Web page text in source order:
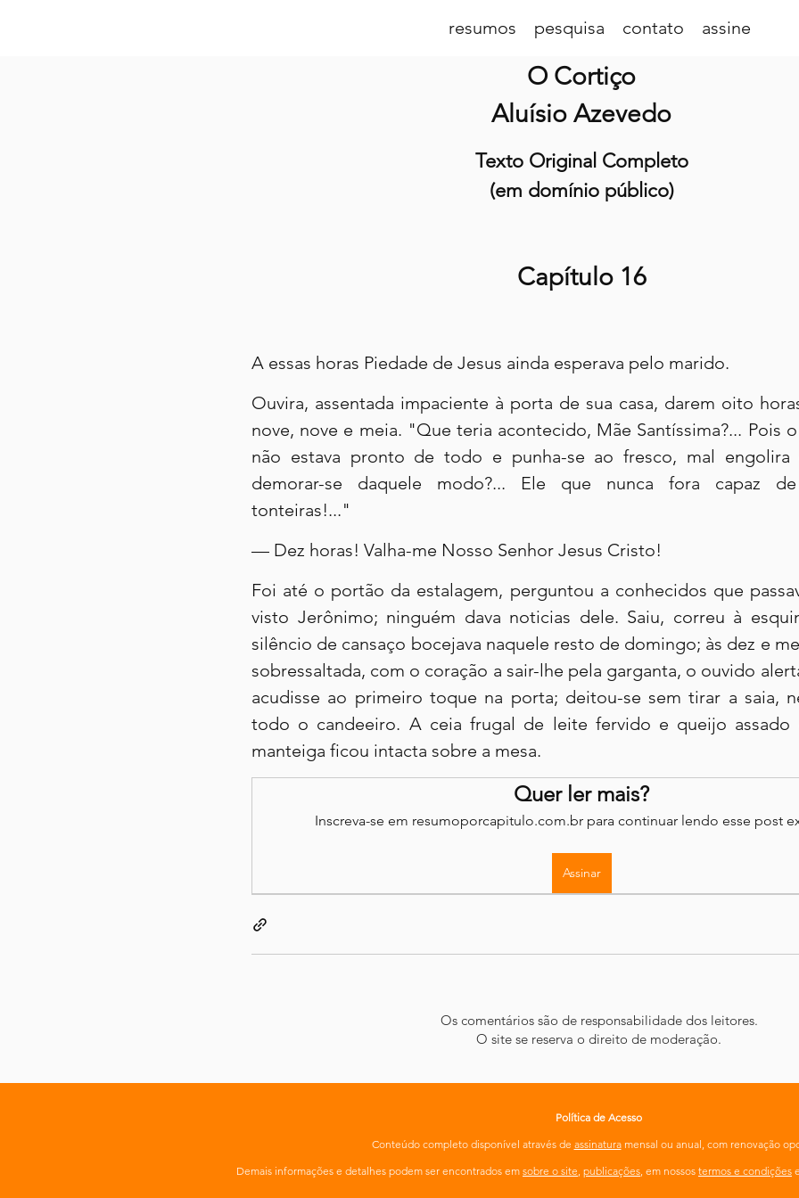
resumos pesquisa contato assine
O Cortiço
Aluísio Azevedo
Texto Original Completo
(em domínio público)
Capítulo 16
A essas horas Piedade de Jesus ainda esperava pelo marido.
Ouvira, assentada impaciente à porta de sua casa, darem oito
nove, nove e meia. "Que teria acontecido, Mãe Santíssima?... Pois
não estava pronto de todo e punha-se ao fresco, mal engolira
demorar-se daquele modo?... Ele que nunca fora capaz de
tonteiras!..."
— Dez horas! Valha-me Nosso Senhor Jesus Cristo!
Foi até o portão da estalagem, perguntou a conhecidos que
visto Jerônimo; ninguém dava noticias dele. Saiu, correu à
silêncio de cansaço bocejava naquele resto de domingo; às dez e
sobressaltada, com o coração a sair-lhe pela garganta, o ouvido
acudisse ao primeiro toque na porta; deitou-se sem tirar a saia,
todo o candeeiro. A ceia frugal de leite fervido e queijo assado
manteiga ficou intacta sobre a mesa.
Quer ler mais?
Inscreva-se em resumoporcapitulo.com.br para continuar lendo esse post
Assinar
Os comentários são de responsabilidade dos leitores.
O site se reserva o direito de moderação.
Política de Acesso
Conteúdo completo disponível através de assinaturamensal ou anual, com renovação
Demais informações e detalhes podem ser encontrados em sobre o site, publicações, em nossos termos e condições